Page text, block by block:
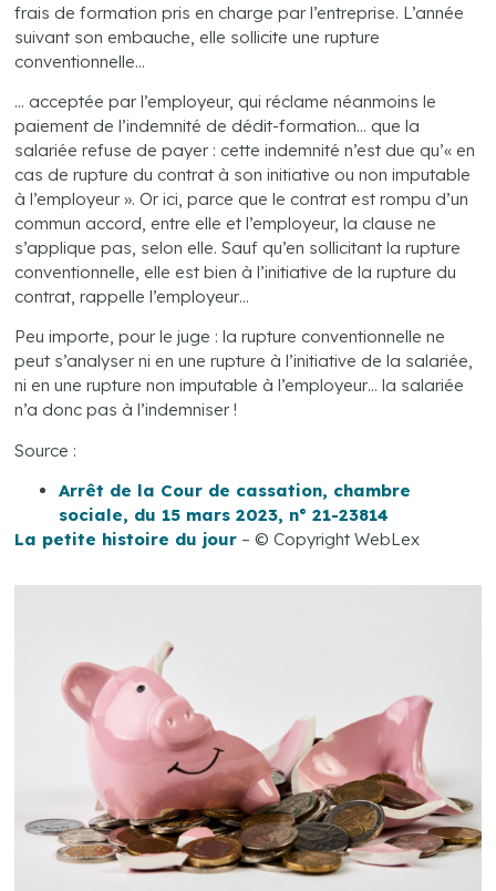
frais de formation pris en charge par l’entreprise. L’année
suivant son embauche, elle sollicite une rupture
conventionnelle…
… acceptée par l’employeur, qui réclame néanmoins le
paiement de l’indemnité de dédit-formation… que la
salariée refuse de payer : cette indemnité n’est due qu’« en
cas de rupture du contrat à son initiative ou non imputable
à l’employeur ». Or ici, parce que le contrat est rompu d’un
commun accord, entre elle et l’employeur, la clause ne
s’applique pas, selon elle. Sauf qu’en sollicitant la rupture
conventionnelle, elle est bien à l’initiative de la rupture du
contrat, rappelle l’employeur…
Peu importe, pour le juge : la rupture conventionnelle ne
peut s’analyser ni en une rupture à l’initiative de la salariée,
ni en une rupture non imputable à l’employeur… la salariée
n’a donc pas à l’indemniser !
Source :
Arrêt de la Cour de cassation, chambre
sociale, du 15 mars 2023, n° 21-23814
La petite histoire du jour – © Copyright WebLex